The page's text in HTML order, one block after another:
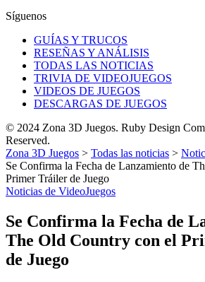
Síguenos
GUÍAS Y TRUCOS
RESEÑAS Y ANÁLISIS
TODAS LAS NOTICIAS
TRIVIA DE VIDEOJUEGOS
VIDEOS DE JUEGOS
DESCARGAS DE JUEGOS
© 2024 Zona 3D Juegos. Ruby Design
Reserved.
Zona 3D Juegos > Todas las noticias >
Se Confirma la Fecha de Lanzamiento de
Primer Tráiler de Juego
Noticias de VideoJuegos
Se Confirma la Fecha de
The Old Country con el
de Juego